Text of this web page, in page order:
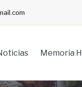
Memoria